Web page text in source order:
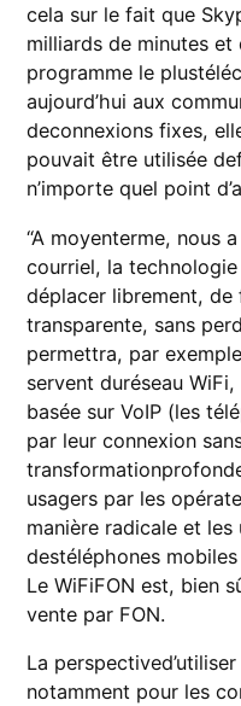
cela sur le fait que
milliards de minutes et
programme le
aujourd’hui aux
deconnexions fixes,
pouvait être utilisée
n’importe quel point
“A moyenterme, nous
courriel, la
déplacer librement,
transparente, sans
permettra, par
servent duréseau
basée sur VoIP (les
par leur connexion
usagers par les
manière radicale et
destéléphones
Le WiFiFON est, bien
vente par FON.
La
notamment pour les